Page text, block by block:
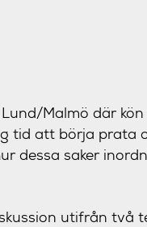
Malmö där
tid att börja prata
dessa saker
utifrån två